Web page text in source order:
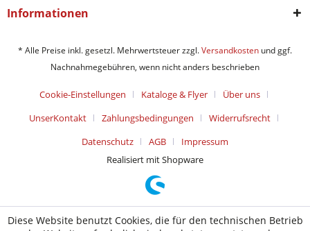
Informationen
* Alle Preise inkl. gesetzl. Mehrwertsteuer zzgl.Versandkosten und ggf.
Nachnahmegebühren, wenn nicht anders beschrieben
Cookie-Einstellungen Kataloge & Flyer
Über uns
UnserKontakt
Zahlungsbedingungen
Widerrufsrecht
Datenschutz
AGB
Impressum
Realisiert mit Shopware
Diese Website benutzt Cookies, die für den technischen Betrieb